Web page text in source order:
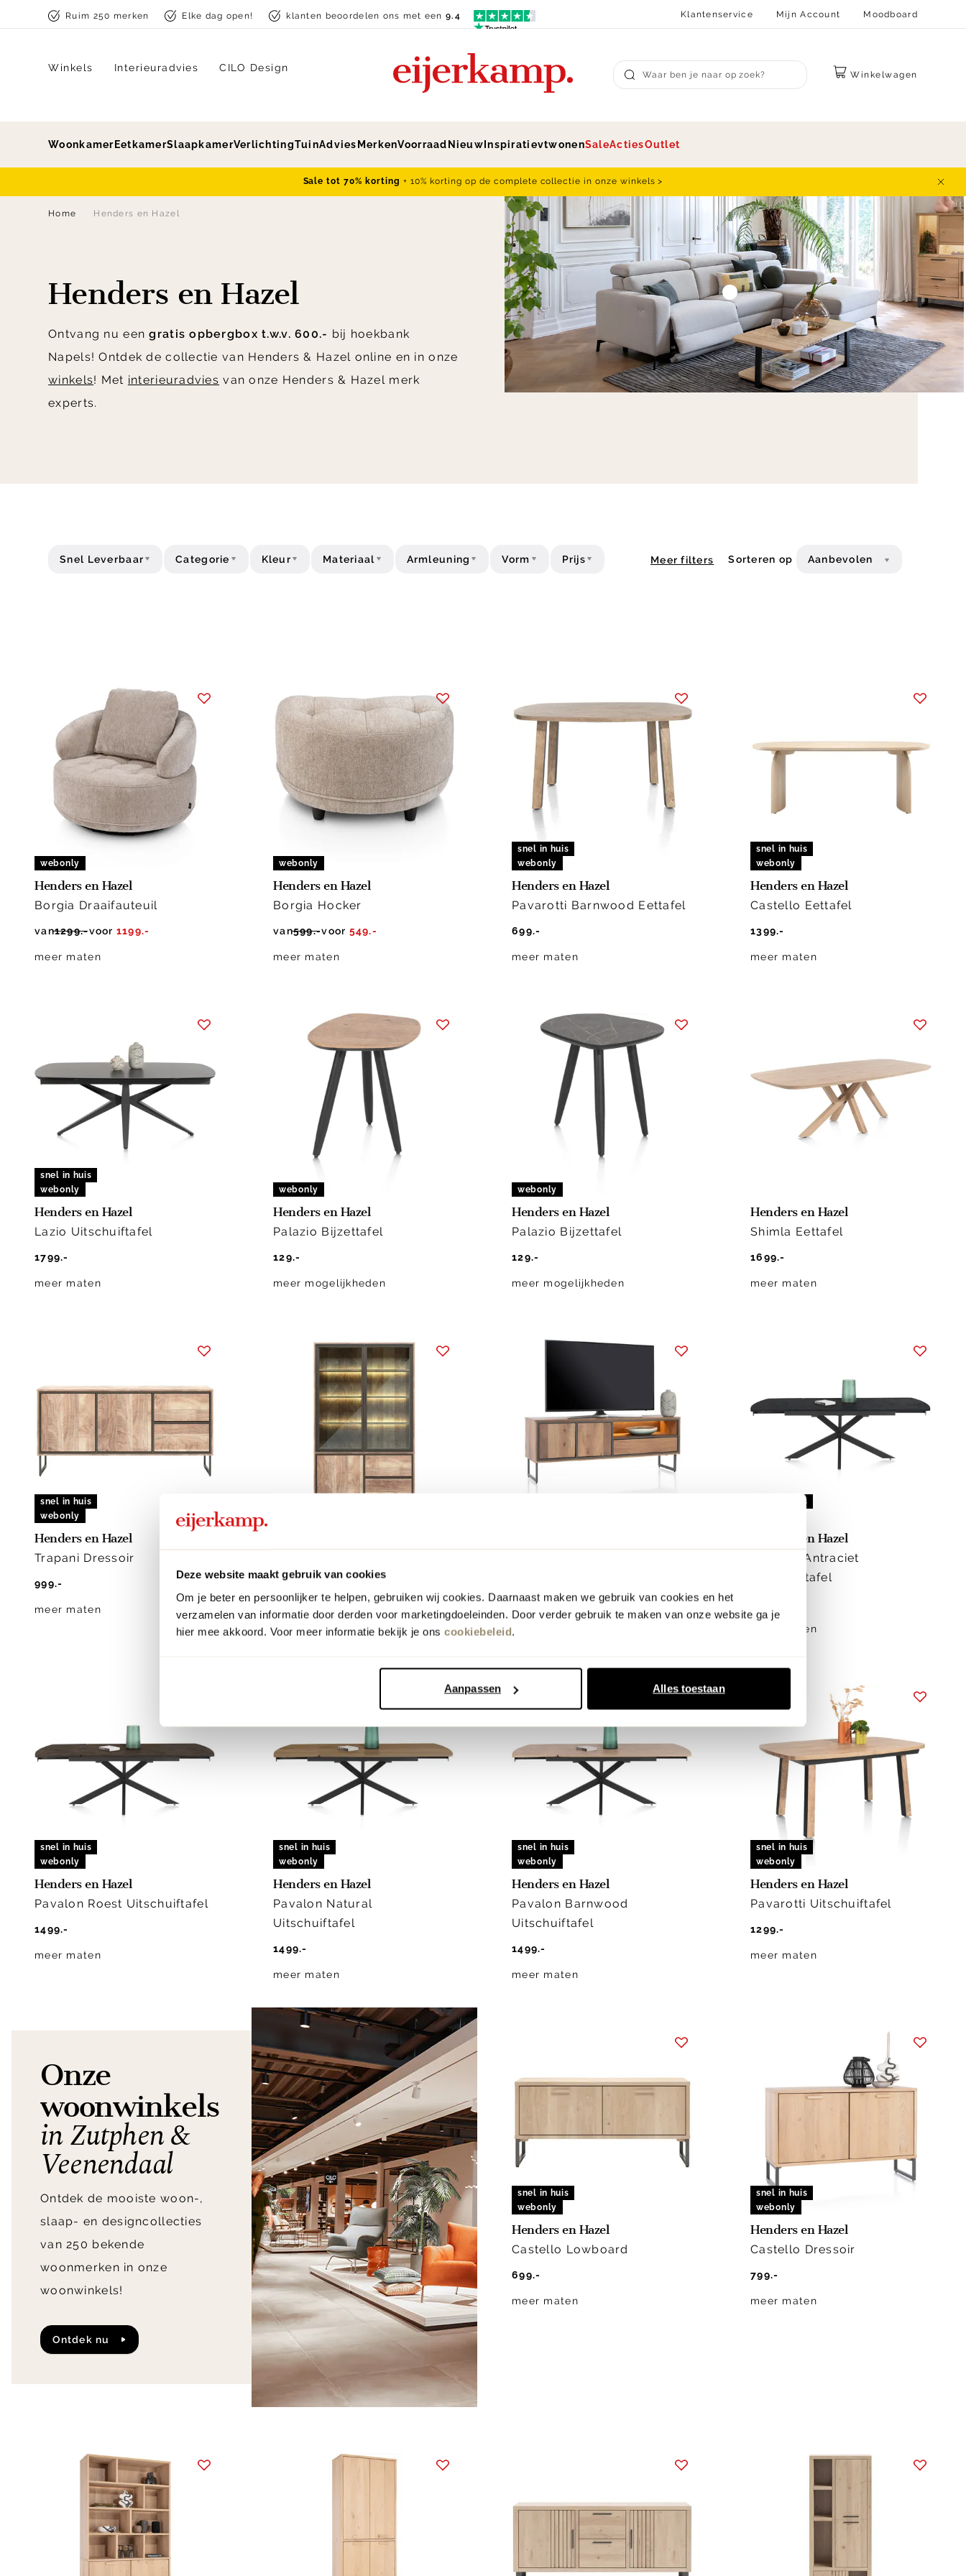
Deze website maakt gebruik van cookies
Om je beter en persoonlijker te helpen, gebruiken wij cookies. Daarnaast maken we gebruik van cookies en het
verzamelen van informatie door derden voor marketingdoeleinden. Door verder gebruik te maken van onze website ga je
hier mee akkoord. Voor meer informatie bekijk je ons cookiebeleid.
Aanpassen Alles toestaan
Skip to contentRuim 250 merken Elke dag open! klanten beoordelen ons met een9.4 Klantenservice Mijn Account Moodboard
Submit search
Winkelwagen
Winkels Interieuradvies CILO Design
Woonkamer EetkamerSlaapkamerVerlichtingTuinAdvies MerkenVoorraad Nieuw InspiratievtwonenSaleActiesOutlet
Sale tot 70% korting + 10% korting op de complete collectie in onze winkels >
Home Henders en Hazel
Henders en Hazel
Ontvang nu eengratis opbergbox t.w.v. 600.- bij hoekbank
Napels! Ontdek de collectie van Henders & Hazel online en in onze
winkels! Met interieuradvies van onze Henders & Hazel merk
experts.
Snel Leverbaar Categorie Kleur Materiaal Armleuning Vorm Prijs Meer filters Sorteren op Aanbevolen
webonly
Henders en Hazel
Borgia Draaifauteuil
van1299.-voor 1199.-
meer maten
webonly
Henders en Hazel
Borgia Hocker
van599.-voor 549.-
meer maten
snel in huis
webonly
Henders en Hazel
Pavarotti Barnwood Eettafel
699.-
meer maten
snel in huis
webonly
Henders en Hazel
Castello Eettafel
1399.-
meer maten
snel in huis
webonly
Henders en Hazel
Lazio Uitschuiftafel
1799.-
meer maten
webonly
Henders en Hazel
Palazio Bijzettafel
129.-
meer mogelijkheden
webonly
Henders en Hazel
Palazio Bijzettafel
129.-
meer mogelijkheden
Henders en Hazel
Shimla Eettafel
1699.-
meer maten
snel in huis
webonly
Henders en Hazel
Trapani Dressoir
999.-
meer maten
1499.-
meer maten meer maten
snel in huis
Henders en Hazel
Pavalon Antraciet
Uitschuiftafel
meer maten
snel in huis
webonly
Henders en Hazel
Pavalon Roest Uitschuiftafel
1499.-
meer maten
snel in huis
webonly
Henders en Hazel
Pavalon Natural
Uitschuiftafel
1499.-
meer maten
snel in huis
webonly
Henders en Hazel
Pavalon Barnwood
Uitschuiftafel
1499.-
meer maten
snel in huis
webonly
Henders en Hazel
Pavarotti Uitschuiftafel
1299.-
meer maten
snel in huis
webonly
Henders en Hazel
Castello Lowboard
699.-
meer maten
snel in huis
webonly
Henders en Hazel
Castello Dressoir
799.-
meer maten
Onze
woonwinkels
in Zutphen &
Veenendaal
Ontdek de mooiste woon-,
slaap- en designcollecties
van 250 bekende
woonmerken in onze
woonwinkels!
Ontdek nu